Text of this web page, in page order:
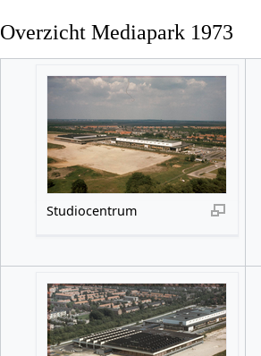
Overzicht Mediapark 1973
Studiocentrum